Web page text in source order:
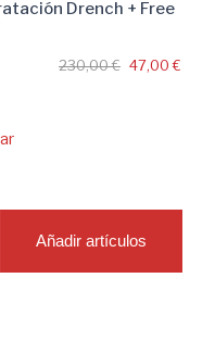
Drench + Free
230,00 € 47,00 €
Añadir artículos